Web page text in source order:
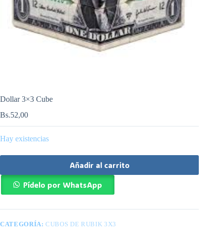
Dollar 3×3 Cube
Bs.52,00
Hay existencias
Añadir al carrito
Pídelo por WhatsApp
CATEGORÍA:CUBOS DE RUBIK 3X3